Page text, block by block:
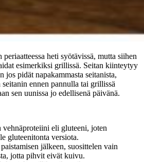
heti syötävissä, mutta siihen
esimerkiksi grillissä. Seitan kiinteytyy
jos pidät napakammasta seitanista,
ennen pannulla tai grillissä
sen uunissa jo edellisenä päivänä.
vehnäproteiini eli gluteeni, joten
gluteenitonta versiota.
jälkeen, suosittelen vain
jotta pihvit eivät kuivu.